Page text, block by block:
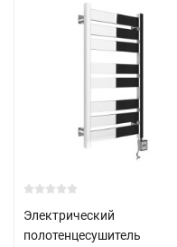
Электрический
полотенцесушитель